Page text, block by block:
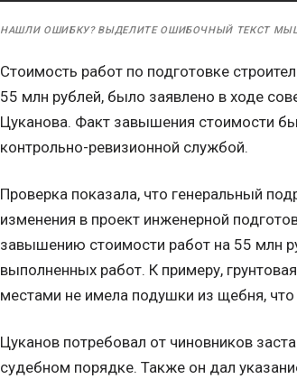
НАШЛИ ОШИБКУ? ВЫДЕЛИТЕ ОШИБОЧНЫЙ ТЕКСТ
Стоимость работ по подготовке
55 млн рублей, было заявлено в ходе
Цуканова. Факт завышения стоимости
контрольно-ревизионной службой.
Проверка показала, что генеральный
изменения в проект инженерной
завышению стоимости работ на 55 млн
выполненных работ. К примеру,
местами не имела подушки из щебня,
Цуканов потребовал от чиновников
судебном порядке. Также он дал